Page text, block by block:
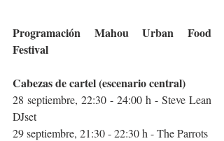
Programación Mahou Urban Food
Festival
Cabezas de cartel (escenario central)
28 septiembre, 22:30 - 24:00 h - Steve Lean
DJset
29 septiembre, 21:30 - 22:30 h - The Parrots